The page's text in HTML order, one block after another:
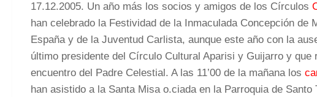
17.12.2005. Un año más los socios y amigos de los Círculos
han celebrado la Festividad de la Inmaculada Concepción de
España y de la Juventud Carlista, aunque este año con la
último presidente del Círculo Cultural Aparisi y Guijarro y que
encuentro del Padre Celestial. A las 11’00 de la mañana los
han asistido a la Santa Misa o.ciada en la Parroquia de Santo